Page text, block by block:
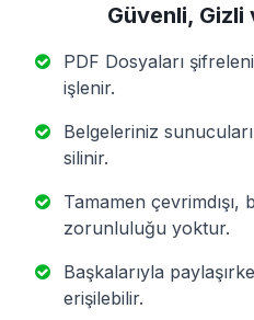
Güvenli, Gizli
PDF Dosyaları
işlenir.
Belgeleriniz
silinir.
Tamamen çevrimdışı,
zorunluluğu yoktur.
Başkalarıyla
erişilebilir.